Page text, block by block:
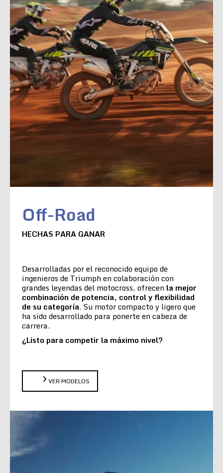
Off-Road
HECHAS PARA GANAR
Desarrolladas por el reconocido equipo de
ingenieros de Triumph en colaboración con
grandes leyendas del motocross, ofrecen la mejor
combinación de potencia, control y flexibilidad
de su categoría. Su motor compacto y ligero que
ha sido desarrollado para ponerte en cabeza de
carrera.
¿Listo para competir la máximo nivel?
VER MODELOS